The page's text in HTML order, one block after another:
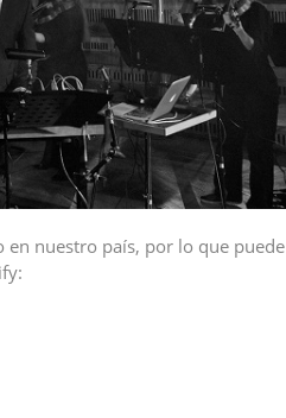
nuestro país, por lo que puede